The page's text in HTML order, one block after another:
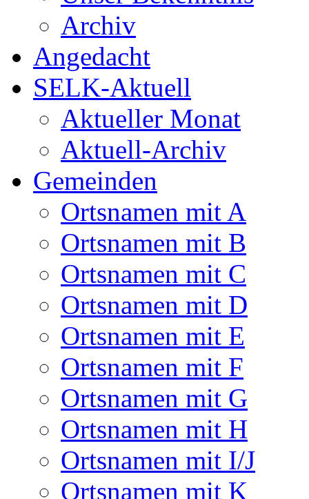
Archiv
Angedacht
SELK-Aktuell
Aktueller Monat
Aktuell-Archiv
Gemeinden
Ortsnamen mit A
Ortsnamen mit B
Ortsnamen mit C
Ortsnamen mit D
Ortsnamen mit E
Ortsnamen mit F
Ortsnamen mit G
Ortsnamen mit H
Ortsnamen mit I/J
Ortsnamen mit K